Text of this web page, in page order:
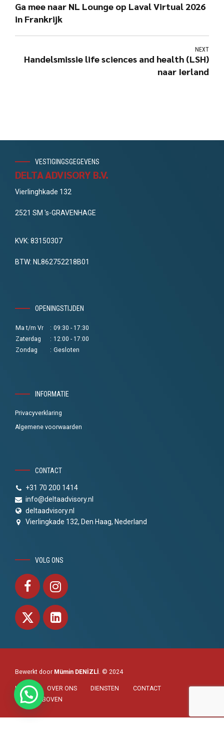
Ga mee naar NL Lounge op Laval Virtual 2026
in Frankrijk
NEXT
Handelsmissie life sciences and health (LSH)
naar Ierland
VESTIGINGSGEGEVENS
DELTA ADVISORY B.V.
Vierlinghkade 132
2521 SM 's-GRAVENHAGE
KVK: 83150307
BTW: NL862752218B01
OPENINGSTIJDEN
Ma t/m Vr : 09:30 - 17:30
Zaterdag
: 12:00 - 17:00
Zondag
: Gesloten
INFORMATIE
Privacyverklaring
Algemene voorwaarden
CONTACT
+31 70 200 1414
info@deltaadvisory.nl
deltaadvisory.nl
Vierlingkade 132, Den Haag, Nederland
VOLG ONS
Bewerkt door Mümin DENİZLİ. © 2024
HOME OVER ONS DIENSTEN
CONTACT
NAAR BOVEN